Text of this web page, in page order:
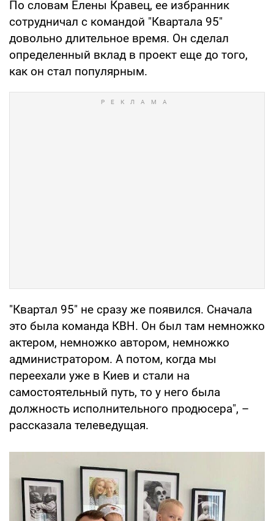
По словам Елены Кравец, ее избранник
сотрудничал с командой "Квартала 95"
довольно длительное время. Он сделал
определенный вклад в проект еще до того,
как он стал популярным.
"Квартал 95" не сразу же появился. Сначала
это была команда КВН. Он был там немножко
актером, немножко автором, немножко
администратором. А потом, когда мы
переехали уже в Киев и стали на
самостоятельный путь, то у него была
должность исполнительного продюсера", –
рассказала телеведущая.